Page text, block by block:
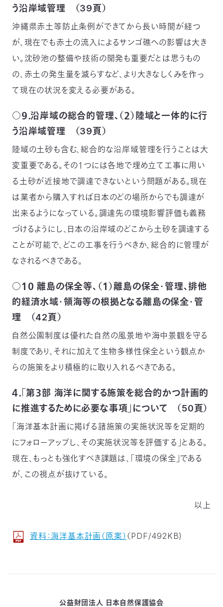
う沿岸域管理 （39頁）
沖縄県赤土等防止条例ができてから長い時間が経つ
が、現在でも赤土の流入によるサンゴ礁への影響は大き
い。沈砂池の整備や技術の開発も重要だとは思うもの
の、赤土の発生量を減らすなど、より大きなしくみを作っ
て現在の状況を変える必要がある。
○９．沿岸域の総合的管理、（２）陸域と一体的に行
う沿岸域管理 （39頁）
陸域の土砂も含む、総合的な沿岸域管理を行うことは大
変重要である。その１つには各地で埋め立て工事に用い
る土砂が近接地で調達できないという問題がある。現在
は業者から購入すれば日本のどの場所からでも調達が
出来るようになっている。調達先の環境影響評価も義務
づけるようにし、日本の沿岸域のどこから土砂を調達する
ことが可能で、どこの工事を行うべきか、総合的に管理が
なされるべきである。
○１０ 離島の保全等、（１）離島の保全・管理、排他
的経済水域・領海等の根拠となる離島の保全・管
理 （42頁）
自然公園制度は優れた自然の風景地や海中景観を守る
制度であり、それに加えて生物多様性保全という観点か
らの施策をより積極的に取り入れるべきである。
４．「第３部 海洋に関する施策を総合的かつ計画的
に推進するために必要な事項」について （50頁）
「海洋基本計画に掲げる諸施策の実施状況等を定期的
にフォローアップし、その実施状況等を評価する」とある。
現在、もっとも強化すべき課題は、「環境の保全」である
が、この視点が抜けている。
以上
資料：海洋基本計画（原案） （PDF/492KB)
公益財団法人 日本自然保護協会